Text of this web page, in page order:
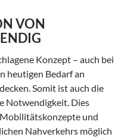
VON
Konzept – auch bei
heutigen Bedarf an
Somit ist auch die
Notwendigkeit. Dies
und
Nahverkehrs möglich